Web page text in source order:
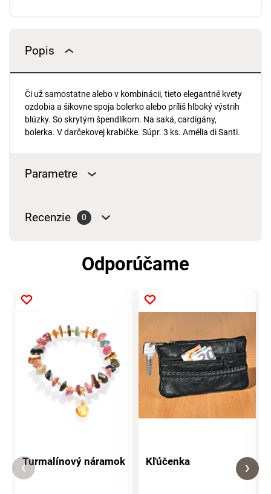
Popis
Či už samostatne alebo v kombinácii, tieto elegantné kvety
ozdobia a šikovne spoja bolerko alebo príliš hlboký výstrih
blúzky. So skrytým špendlíkom. Na saká, cardigány,
bolerka. V darčekovej krabičke. Súpr. 3 ks. Amélia di Santi.
Parametre
Recenzie 0
Odporúčame
Turmalínový náramok Kľúčenka